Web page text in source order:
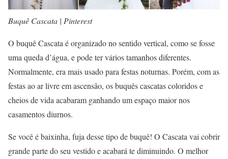
Buquê Cascata | Pinterest
O buquê Cascata é organizado no sentido vertical, como se fosse
uma queda d’água, e pode ter vários tamanhos diferentes.
Normalmente, era mais usado para festas noturnas. Porém, com as
festas ao ar livre em ascensão, os buquês cascatas coloridos e
cheios de vida acabaram ganhando um espaço maior nos
casamentos diurnos.
Se você é baixinha, fuja desse tipo de buquê! O Cascata vai cobrir
grande parte do seu vestido e acabará te diminuindo. O melhor